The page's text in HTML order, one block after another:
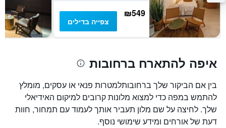
₪549
צפייה בדילים
איפה להתארח ברחובות
בין אם הביקור שלך ברחובותלמטרות פנאי או עסקים, מומלץ
להתמש במפה כדי למצוא מלונות קרובים למיקום האידיאלי
שלך. לחיצה על שם מלון תעביר אותך לעמוד עם תמחור, חוות
דעת של אורחים ומידע שימושי נוסף.